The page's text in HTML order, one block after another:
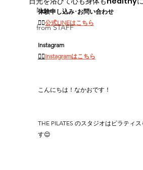
News
from STAFF
体験申し込み･お問い合わせ
👉🏻公式LINEはこちら
Instagram
👉🏻Instagramはこちら
こんにちは！なかおです！
THE PILATES のスタジオはピラティ
す😌